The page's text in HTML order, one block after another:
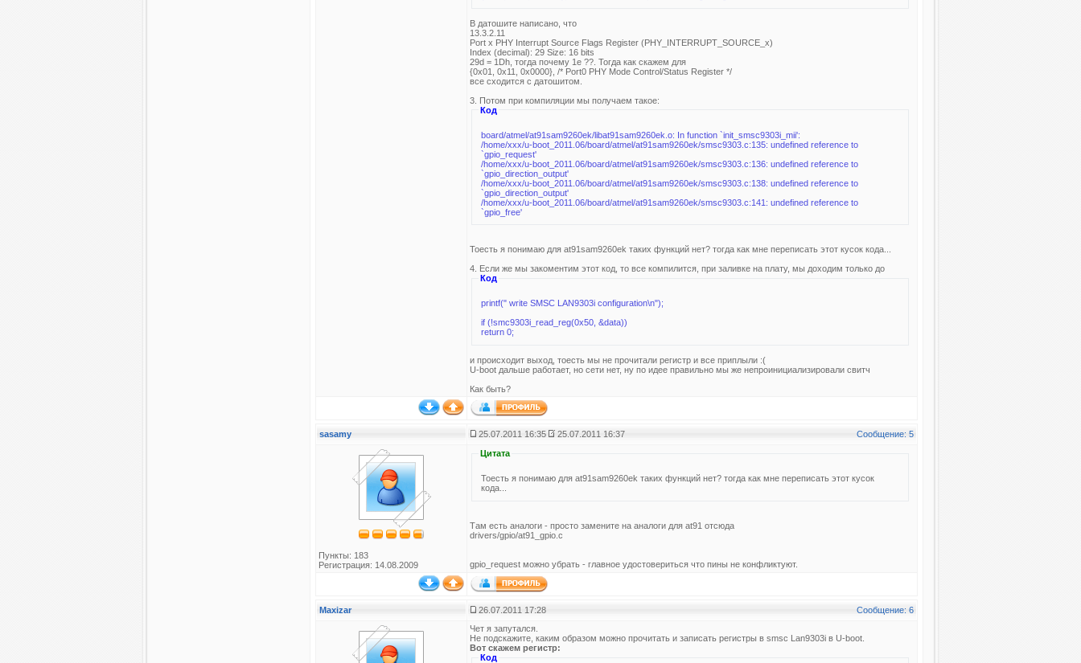
В датошите написано, что
13.3.2.11
Port x PHY Interrupt Source Flags Register (PHY_INTERRUPT_SOURCE_x)
Index (decimal): 29 Size: 16 bits
29d = 1Dh, тогда почему 1e ??. Тогда как скажем для
{0x01, 0x11, 0x0000}, /* Port0 PHY Mode Control/Status Register */
все сходится с датошитом.
3. Потом при компиляции мы получаем такое:
Код
board/atmel/at91sam9260ek/libat91sam9260ek.o: In function `init_smsc9303i_mii':
/home/xxx/u-boot_2011.06/board/atmel/at91sam9260ek/smsc9303.c:135: undefined reference to
`gpio_request'
/home/xxx/u-boot_2011.06/board/atmel/at91sam9260ek/smsc9303.c:136: undefined reference to
`gpio_direction_output'
/home/xxx/u-boot_2011.06/board/atmel/at91sam9260ek/smsc9303.c:138: undefined reference to
`gpio_direction_output'
/home/xxx/u-boot_2011.06/board/atmel/at91sam9260ek/smsc9303.c:141: undefined reference to
`gpio_free'
Тоесть я понимаю для at91sam9260ek таких функций нет? тогда как мне переписать этот кусок кода...
4. Если же мы закоментим этот код, то все компилится, при заливке на плату, мы доходим только до
Код
printf(" write SMSC LAN9303i configuration\n");
if (!smc9303i_read_reg(0x50, &data))
return 0;
и происходит выход, тоесть мы не прочитали регистр и все приплыли :(
U-boot дальше работает, но сети нет, ну по идее правильно мы же непроинициализировали свитч
Как быть?
sasamy 25.07.2011 16:35 25.07.2011 16:37 Сообщение: 5
Пункты: 183
Регистрация: 14.08.2009
Цитата
Тоесть я понимаю для at91sam9260ek таких функций нет? тогда как мне переписать этот кусок
кода...
Там есть аналоги - просто замените на аналоги для at91 отсюда
drivers/gpio/at91_gpio.c
gpio_request можно убрать - главное удостовериться что пины не конфликтуют.
Maxizar 26.07.2011 17:28 Сообщение: 6
Чет я запутался.
Не подскажите, каким образом можно прочитать и записать регистры в smsc Lan9303i в U-boot.
Вот скажем регистр:
Код